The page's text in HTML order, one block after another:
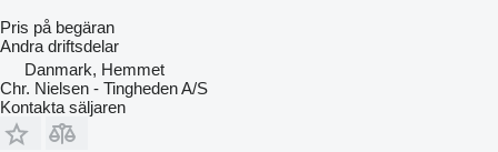
Pris på begäran
Andra driftsdelar
Danmark, Hemmet
Chr. Nielsen - Tingheden A/S
Kontakta säljaren